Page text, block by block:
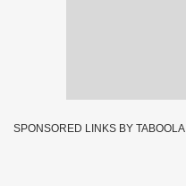
SPONSORED LINKS BY TABOOLA